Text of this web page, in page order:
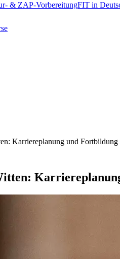
& ZAP-VorbereitungFIT in
Karriereplanung und Fortbildung